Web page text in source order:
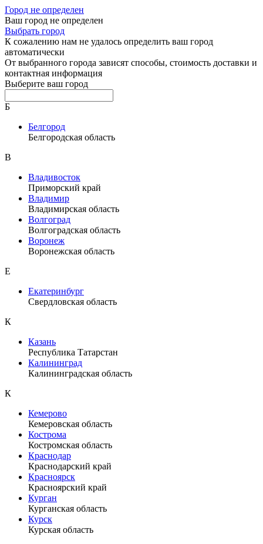
Город не определен
Ваш город не определен
Выбрать город
К сожалению нам не удалось определить ваш город
автоматически
От выбранного города зависят способы, стоимость доставки и
контактная информация
Выберите ваш город
Б
Белгород
Белгородская область
В
Владивосток
Приморский край
Владимир
Владимирская область
Волгоград
Волгоградская область
Воронеж
Воронежская область
Е
Екатеринбург
Свердловская область
К
Казань
Республика Татарстан
Калининград
Калининградская область
К
Кемерово
Кемеровская область
Кострома
Костромская область
Краснодар
Краснодарский край
Красноярск
Красноярский край
Курган
Курганская область
Курск
Курская область